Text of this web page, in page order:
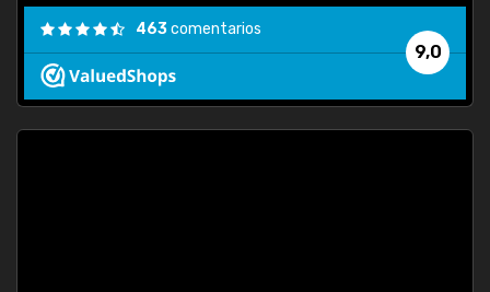
9,0
463comentarios